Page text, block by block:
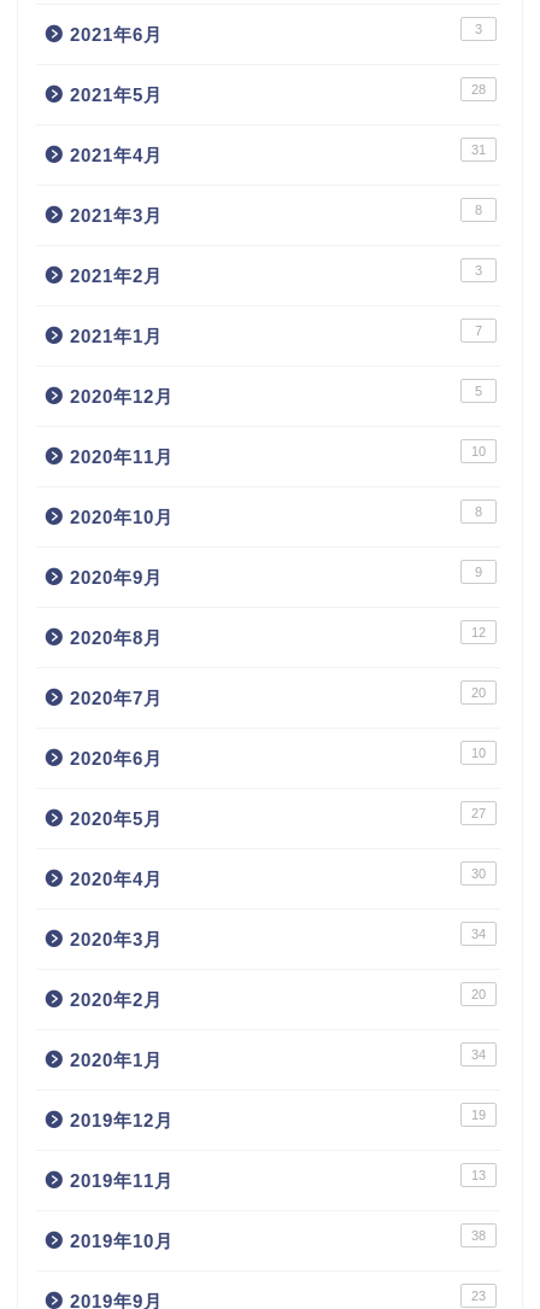
2021年6月 3
2021年5月 28
2021年4月 31
2021年3月 8
2021年2月 3
2021年1月 7
2020年12月 5
2020年11月 10
2020年10月 8
2020年9月 9
2020年8月 12
2020年7月 20
2020年6月 10
2020年5月 27
2020年4月 30
2020年3月 34
2020年2月 20
2020年1月 34
2019年12月 19
2019年11月 13
2019年10月 38
2019年9月 23